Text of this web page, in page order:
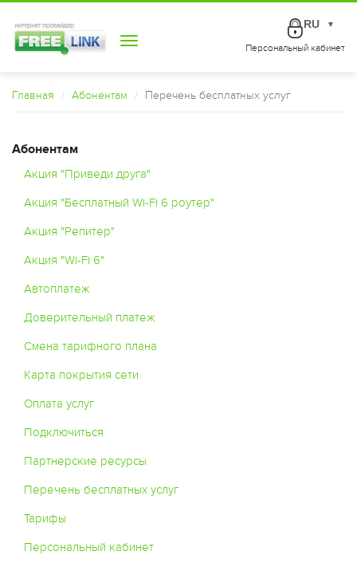
Toggle
Персональный кабинет
RU ▼
Главная Абонентам Перечень бесплатных услуг
Абонентам
Акция "Приведи друга"
Акция "Бесплатный Wi-Fi 6 роутер"
Акция "Репитер"
Акция "Wi-Fi 6"
Автоплатеж
Доверительный платеж
Смена тарифного плана
Карта покрытия сети
Оплата услуг
Подключиться
Партнерские ресурсы
Перечень бесплатных услуг
Тарифы
Персональный кабинет